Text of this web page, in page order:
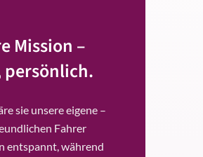
Mission –
sie unsere eigene –
Fahrer
entspannt, während